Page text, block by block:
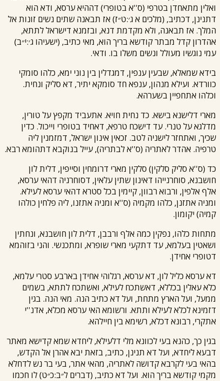
ואלין מתאחדן בטרפי (ס''א בטופרי) דההיא ערסא, ודא הוא
דתנינן, דכתיב, (מלכים א ג׳:ט״ז) אז תבאנה שתים נשים זונות אל
המלך. אז תבאנה, ולא מקדמת דנא, ובזמנא דישראל לתתא,
אהדרון קדל מבתר קודשא בריך הוא, מאי כתיב, (ישעיהו ג׳:י״ב)
עמי נוגשיו מעולל ונשים משלו בו. ודאי.
בידא שמאלא, שבעין ענפין, דמגדלין בין נוני ימא, כלהו סומקי
כוורדא. ועילא מנהון, ענפא חד סומקא יתיר, דא סליק ונחית.
וכלהו אתחפיין בשערהא.
מארי דלישנא בישא. כד נחית חויא. אתעביד מקפץ על טורין,
מדלגא על טנרי. עד דישכח טרפא, דאחיד בטופרי וייכול. כדין
שכיך, ואתחזר לישניה לטב. זכאין אינון ישראל, דמזמנין ליה
טרפיה. אהדר לאתריה (ס''א לבתריה), עייל בנוקבא דתהומא רבא.
כד (ס''א סליק סלקין) סלקין מארי דרומחין וסייפין, דלית לון
חושבנא, סוחרנייהו דאינון שתין עלאין, דסוחרניה דהאי ערסא,
אלף אלפין, ורבוא רבוון, קיימין בכל סטרא דהאי ערסא לעילא.
ומניה אתזנן, כלהו מקמיה (ס''א ומניה אתזנו, ליה פלחין כולהו
קמיה) יקומון.
מתחות כלהו, נפקין כמה אלף ורבבן, דלית לון חושבנא, ונחתין
ושאטין בעלמא, עד דתקעי מארי שופרא, ומתכנשי. והני בזוהמא
דטופרי אחידן.
דא ערסא כליל לון, דא ערסא, רגלוהי אחידן בארבע סטרי עלמא,
כלא עאלין בכללא, דאשתכח לעילא, ואשתכח לתתא, בשמים
ממעל, ועל הארץ מתחת, ועל דא כתיב הנה. מאי הנה. בגין
דזמינא לכלא לעילא ותתא. ורשומא האי ערסא מכלא, אדנ''י
אתקרי, רבונא דכלא, רשימא בין חיילהא.
בגין כך, כהנא בעי לכוונא מלי דלעילא, ליחדא שמא קדישא מאתר
דבעא ליחדא, ועל דא תנינן, כתיב, בזאת יבא אהרן אל הקדש,
בהאי בעי לקרבא קדושה לאתריה, מהאי אתר, בעי בר נש לדחלא
מקמי קודשא בריך הוא. ועל דא כתיב, (דברים ל״ב:כ״ט) לו חכמו